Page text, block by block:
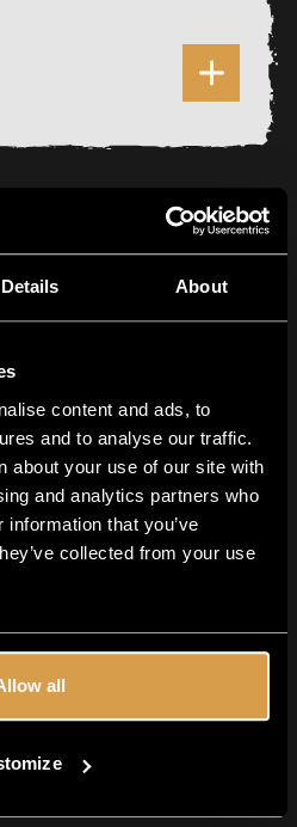
Details About
content and ads, to
and to analyse our traffic.
about your use of our site with
and analytics partners who
that you’ve
collected from your use
all
plus
0